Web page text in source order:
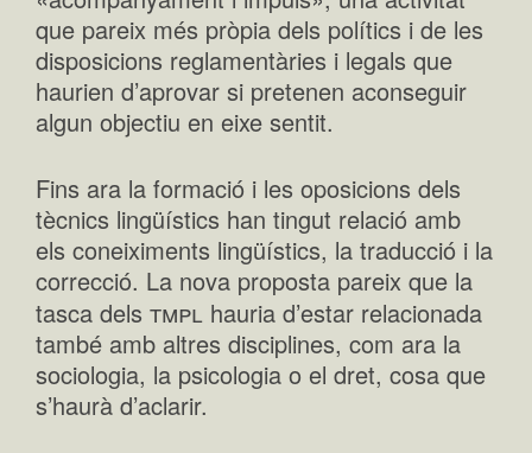
que pareix més pròpia dels polítics i de les
disposicions reglamentàries i legals que
haurien d’aprovar si pretenen aconseguir
algun objectiu en eixe sentit.
Fins ara la formació i les oposicions dels
tècnics lingüístics han tingut relació amb
els coneiximents lingüístics, la traducció i la
correcció. La nova proposta pareix que la
tasca dels tmpl hauria d’estar relacionada
també amb altres disciplines, com ara la
sociologia, la psicologia o el dret, cosa que
s’haurà d’aclarir.